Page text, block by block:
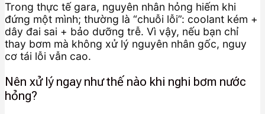
Trong thực tế gara, nguyên nhân hỏng hiếm khi
đứng một mình; thường là “chuỗi lỗi”: coolant kém +
dây đai sai + bảo dưỡng trễ. Vì vậy, nếu bạn chỉ
thay bơm mà không xử lý nguyên nhân gốc, nguy
cơ tái lỗi vẫn cao.
Nên xử lý ngay như thế nào khi nghi bơm nước
hỏng?